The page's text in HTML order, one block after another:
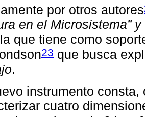
por otros autores
en el Microsistema”
que tiene como
23 que busca
.
instrumento
cuatro